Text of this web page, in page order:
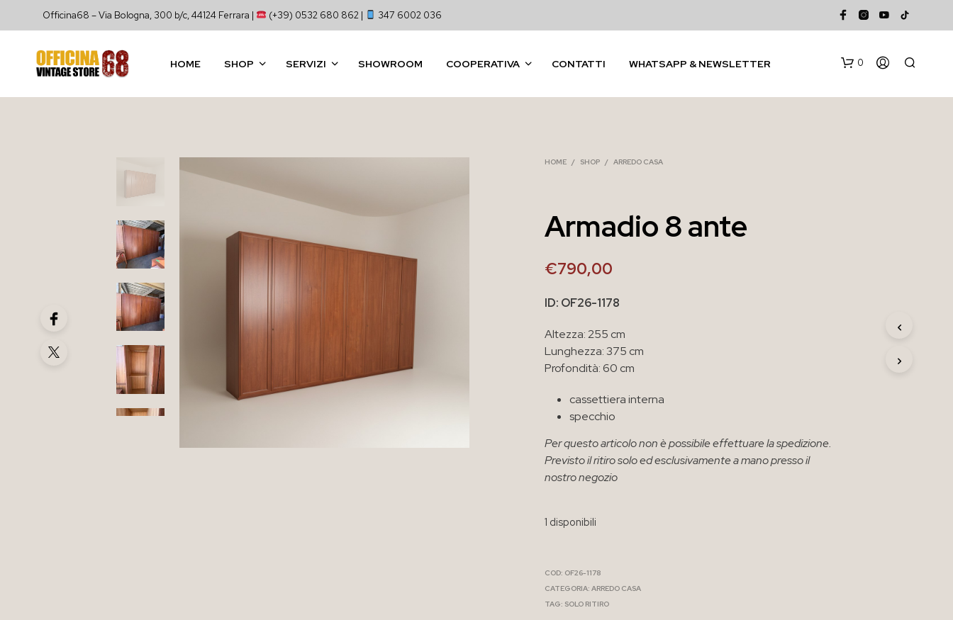
Officina68 – Via Bologna, 300 b/c, 44124 Ferrara | (+39) 0532 680 862 | 347 6002 036
HOME SHOP SERVIZI SHOWROOM COOPERATIVA CONTATTI WHATSAPP & NEWSLETTER 0
HOME / SHOP / ARREDO CASA
Armadio 8 ante
€790,00
ID: OF26-1178
Altezza: 255 cm
Lunghezza: 375 cm
Profondità: 60 cm
cassettiera interna
specchio
Per questo articolo non è possibile effettuare la spedizione.
Previsto il ritiro solo ed esclusivamente a mano presso il
nostro negozio
1 disponibili
COD: OF26-1178
CATEGORIA:ARREDO CASA
TAG: SOLO RITIRO